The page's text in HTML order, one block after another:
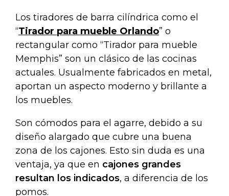
Los tiradores de barra cilíndrica como el
“Tirador para mueble Orlando” o
rectangular como “Tirador para mueble
Memphis” son un clásico de las cocinas
actuales. Usualmente fabricados en metal,
aportan un aspecto moderno y brillante a
los muebles.
Son cómodos para el agarre, debido a su
diseño alargado que cubre una buena
zona de los cajones. Esto sin duda es una
ventaja, ya que en cajones grandes
resultan los indicados, a diferencia de los
pomos.